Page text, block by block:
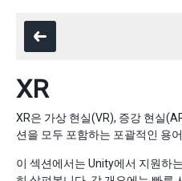
XR
XR은 가상 현실(VR), 증강 현실
션을 모두 포함하는 포괄적인 용
이 섹션에서는 Unity에서 지원하